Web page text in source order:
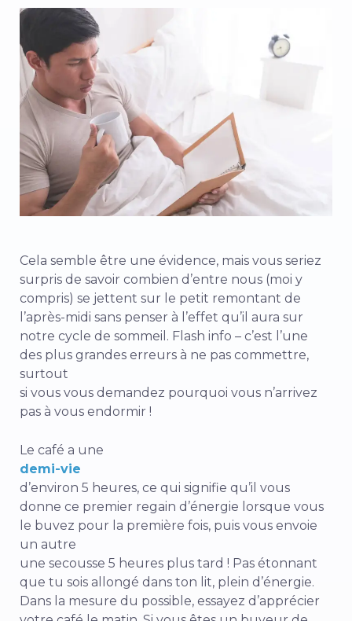
Cela semble être une évidence, mais vous seriez
surpris de savoir combien d’entre nous (moi y
compris) se jettent sur le petit remontant de
l’après-midi sans penser à l’effet qu’il aura sur
notre cycle de sommeil. Flash info – c’est l’une
des plus grandes erreurs à ne pas commettre,
surtout
si vous vous demandez pourquoi vous n’arrivez
pas à vous endormir !
Le café a une
demi-vie
d’environ 5 heures, ce qui signifie qu’il vous
donne ce premier regain d’énergie lorsque vous
le buvez pour la première fois, puis vous envoie
un autre
une secousse 5 heures plus tard ! Pas étonnant
que tu sois allongé dans ton lit, plein d’énergie.
Dans la mesure du possible, essayez d’apprécier